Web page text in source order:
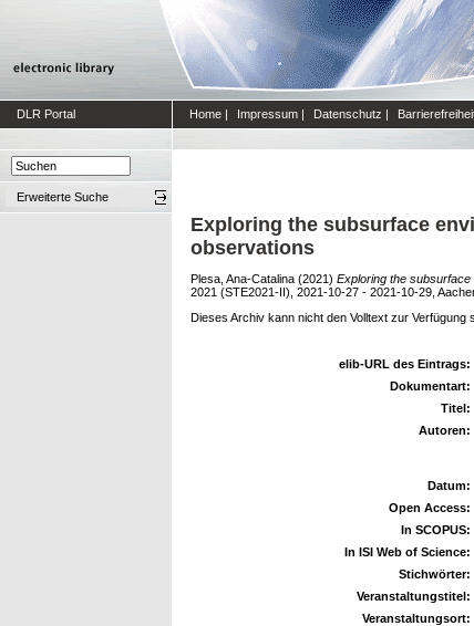
DLR Portal Home | Impressum | Datenschutz |
Erweiterte Suche
Exploring the subsurface
observations
Plesa, Ana-Catalina (2021) Exploring the
2021 (STE2021-II), 2021-10-27 - 2021-10-29,
Dieses Archiv kann nicht den Volltext zur Verfügung
elib-URL des Eintrags:
Dokumentart:
Titel:
Autoren:
Datum:
Open Access:
In SCOPUS:
In ISI Web of Science:
Stichwörter:
Veranstaltungstitel:
Veranstaltungsort: